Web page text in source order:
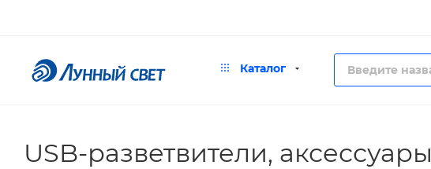
Каталог
USB-разветвители, аксессуары